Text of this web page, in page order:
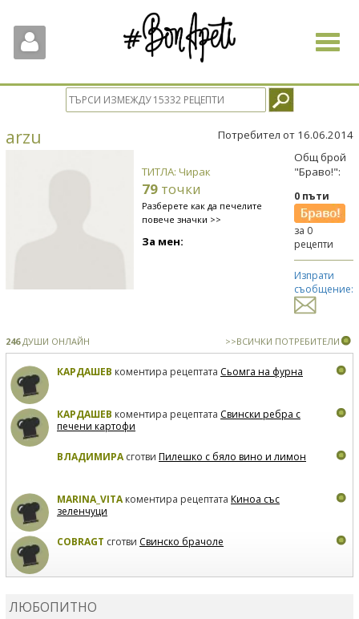
Toggle
arzu Потребител от 16.06.2014
ТИТЛА: Чирак
79 точки
Разберете как да печелите
повече значки >>
За мен:
Общ брой
"Браво!":
0 пъти
за 0
рецепти
Изпрати
съобщение:
246ДУШИ ОНЛАЙН >>ВСИЧКИ ПОТРЕБИТЕЛИ
КАРДАШЕВ коментира рецептата Сьомга на фурна
КАРДАШЕВ коментира рецептата Свински ребра с
печени картофи
ВЛАДИМИРАсготви Пилешко с бяло вино и лимон
MARINA_VITAкоментира рецептата Киноа със
зеленчуци
COBRAGT сготви Свинско брачоле
ЛЮБОПИТНО